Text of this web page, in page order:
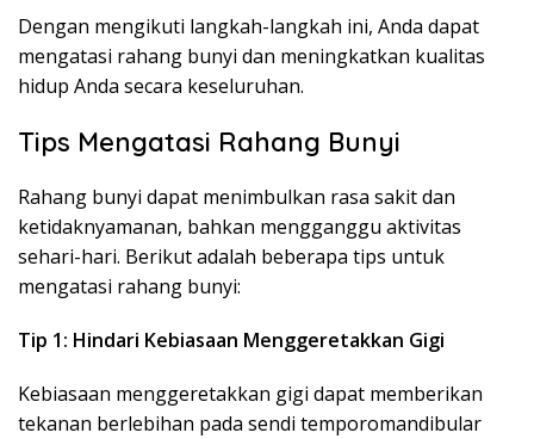
Dengan mengikuti langkah-langkah ini, Anda dapat
mengatasi rahang bunyi dan meningkatkan kualitas
hidup Anda secara keseluruhan.
Tips Mengatasi Rahang Bunyi
Rahang bunyi dapat menimbulkan rasa sakit dan
ketidaknyamanan, bahkan mengganggu aktivitas
sehari-hari. Berikut adalah beberapa tips untuk
mengatasi rahang bunyi:
Tip 1: Hindari Kebiasaan Menggeretakkan Gigi
Kebiasaan menggeretakkan gigi dapat memberikan
tekanan berlebihan pada sendi temporomandibular